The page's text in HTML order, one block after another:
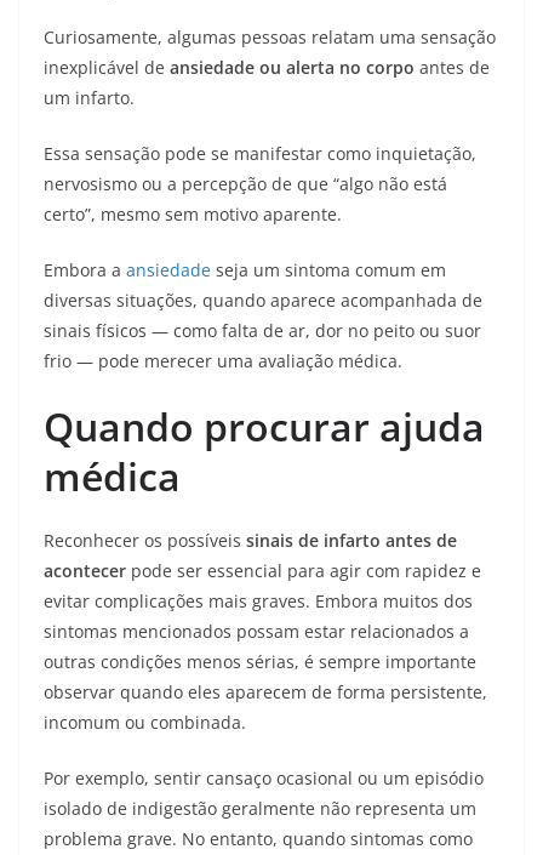
Curiosamente, algumas pessoas relatam uma sensação
inexplicável de ansiedade ou alerta no corpo antes de
um infarto.
Essa sensação pode se manifestar como inquietação,
nervosismo ou a percepção de que “algo não está
certo”, mesmo sem motivo aparente.
Embora a ansiedade seja um sintoma comum em
diversas situações, quando aparece acompanhada de
sinais físicos — como falta de ar, dor no peito ou suor
frio — pode merecer uma avaliação médica.
Quando procurar ajuda
médica
Reconhecer os possíveis sinais de infarto antes de
acontecer pode ser essencial para agir com rapidez e
evitar complicações mais graves. Embora muitos dos
sintomas mencionados possam estar relacionados a
outras condições menos sérias, é sempre importante
observar quando eles aparecem de forma persistente,
incomum ou combinada.
Por exemplo, sentir cansaço ocasional ou um episódio
isolado de indigestão geralmente não representa um
problema grave. No entanto, quando sintomas como